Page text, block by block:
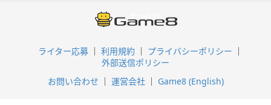
ライター応募 利用規約
プライバシーポリシー
外部送信ポリシー
お問い合わせ
運営会社 Game8 (English)